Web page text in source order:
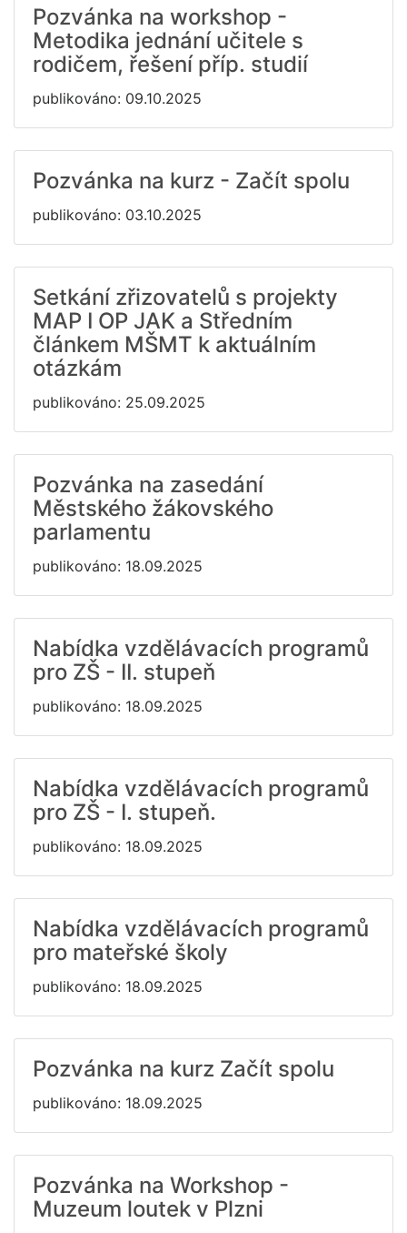
Pozvánka na workshop -
Metodika jednání učitele s
rodičem, řešení příp. studií
publikováno: 09.10.2025
Pozvánka na kurz - Začít spolu
publikováno: 03.10.2025
Setkání zřizovatelů s projekty
MAP I OP JAK a Středním
článkem MŠMT k aktuálním
otázkám
publikováno: 25.09.2025
Pozvánka na zasedání
Městského žákovského
parlamentu
publikováno: 18.09.2025
Nabídka vzdělávacích programů
pro ZŠ - II. stupeň
publikováno: 18.09.2025
Nabídka vzdělávacích programů
pro ZŠ - I. stupeň.
publikováno: 18.09.2025
Nabídka vzdělávacích programů
pro mateřské školy
publikováno: 18.09.2025
Pozvánka na kurz Začít spolu
publikováno: 18.09.2025
Pozvánka na Workshop -
Muzeum loutek v Plzni